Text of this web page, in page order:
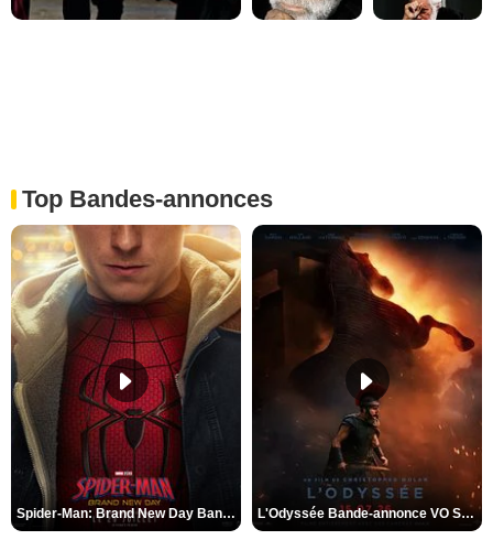
Top Bandes-annonces
Spider-Man: Brand New Day Bande-annonce VO STFR L'Odyssée Bande-annonce VO STFR